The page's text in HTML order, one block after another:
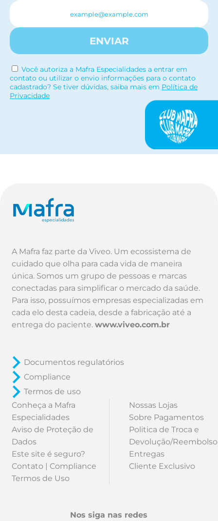
ENVIAR
Você autoriza a Mafra Especialidades a entrar em
contato ou utilizar o envio informações para o contato
cadastrado? Se tiver dúvidas, saiba mais em Política de
Privacidade
A Mafra faz parte da Viveo. Um ecossistema de
cuidado que olha para cada vida de maneira
única. Somos um grupo de pessoas e marcas
conectadas para simplificar o mercado da saúde.
Para isso, possuímos empresas especializadas em
cada elo desta cadeia, desde a fabricação até a
entrega do paciente.www.viveo.com.br
Documentos regulatórios
Compliance
Termos de uso
Conheça a Mafra
Especialidades
Aviso de Proteção de
Dados
Este site é seguro?
Contato | Compliance
Termos de Uso
Nossas Lojas
Sobre Pagamentos
Politica de Troca e
Devolução/Reembolso
Entregas
Cliente Exclusivo
Nos siga nas redes